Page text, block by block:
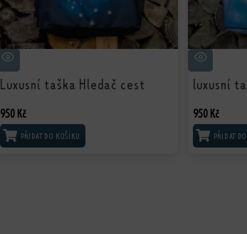
Luxusní taška Hledač cest
950 Kč
PŘIDAT DO KOŠÍKU
luxusní
950 Kč